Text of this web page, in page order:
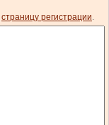
страницу регистрации.